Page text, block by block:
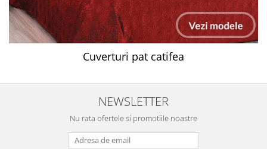
Cuverturi pat catifea
NEWSLETTER
Nu rata ofertele si promotiile noastre